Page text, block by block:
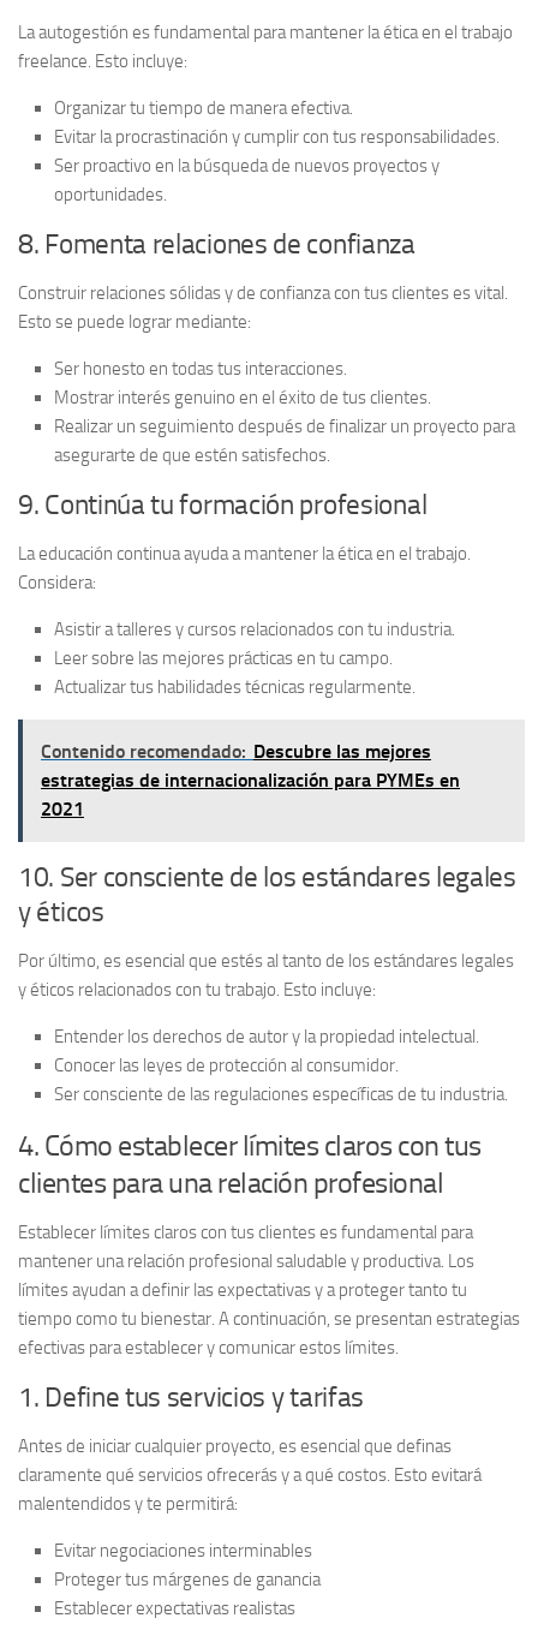
Laautogestión es fundamental para mantener la ética en el trabajo
freelance. Esto incluye:
Organizar tu tiempo de manera efectiva.
Evitar la procrastinación y cumplir con tus responsabilidades.
Ser proactivo en la búsqueda de nuevos proyectos y
oportunidades.
8. Fomenta relaciones de confianza
Construir relaciones sólidasy de confianza con tus clientes es vital.
Esto se puede lograr mediante:
Ser honesto en todas tus interacciones.
Mostrar interés genuino en el éxito de tus clientes.
Realizar un seguimiento después de finalizar un proyecto para
asegurarte de que estén satisfechos.
9. Continúa tu formación profesional
La educación continua ayuda a mantener la ética en el trabajo.
Considera:
Asistir a talleres y cursos relacionados con tu industria.
Leer sobre las mejores prácticas en tu campo.
Actualizar tus habilidades técnicas regularmente.
Contenido recomendado: Descubre las mejores
estrategias de internacionalización para PYMEs en
2021
10. Ser consciente de los estándares legales
y éticos
Por último, es esencial que estés al tanto de losestándares legales
y éticos relacionados con tu trabajo. Esto incluye:
Entender los derechos de autor y la propiedad intelectual.
Conocer las leyes de protección al consumidor.
Ser consciente de las regulaciones específicas de tu industria.
4. Cómo establecer límites claros con tus
clientes para una relación profesional
Establecer límites claros con tus clientes es fundamental para
mantener una relación profesional saludable y productiva. Los
límites ayudan a definir las expectativas y a proteger tanto tu
tiempo como tu bienestar. A continuación, se presentan estrategias
efectivas para establecer y comunicar estos límites.
1. Define tus servicios y tarifas
Antes de iniciar cualquier proyecto, es esencial que definas
claramente qué servicios ofrecerás y a qué costos. Esto evitará
malentendidos y te permitirá:
Evitar negociaciones interminables
Proteger tus márgenes de ganancia
Establecer expectativas realistas